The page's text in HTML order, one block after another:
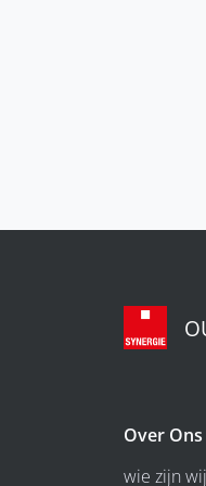
Over Ons
wie zijn wij